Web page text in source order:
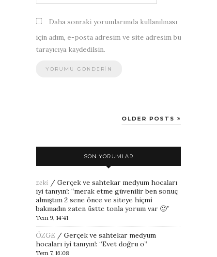
Daha sonraki yorumlarımda kullanılması
için adım, e-posta adresim ve site adresim bu
tarayıcıya kaydedilsin.
OLDER POSTS
SON YORUMLAR
zeki / Gerçek ve sahtekar medyum hocaları
iyi tanıyın!: “merak etme güvenilir ben sonuç
almıştım 2 sene önce ve siteye hiçmi
bakmadın zaten üstte tonla yorum var 🙂”
Tem 9, 14:41
ÖZGE / Gerçek ve sahtekar medyum
hocaları iyi tanıyın!: “Evet doğru o”
Tem 7, 16:08